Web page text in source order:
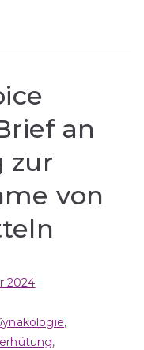
an
zur
von
2024
,
,